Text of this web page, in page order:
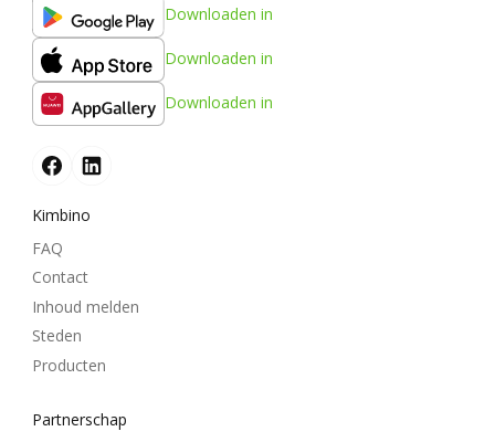
Downloaden in
Downloaden in
Downloaden in
Kimbino
FAQ
Contact
Inhoud melden
Steden
Producten
Partnerschap